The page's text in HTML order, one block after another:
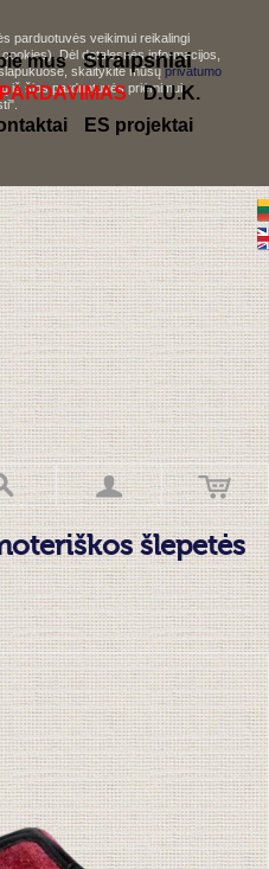
parduotuvės veikimui reikalingi
Dėl detalesnės informacijos,
skaitykite mūsųprivatumo
iš šios parduotuvės priėmimui,
mus Straipsniai
D.U.K.
ES projektai
šlepetės